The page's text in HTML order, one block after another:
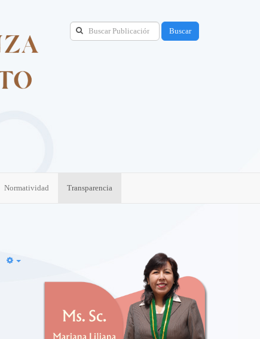
Buscar
Normatividad Transparencia